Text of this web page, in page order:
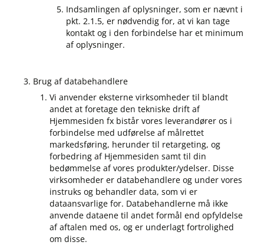
Indsamlingen af oplysninger, som er nævnt i
pkt. 2.1.5, er nødvendig for, at vi kan tage
kontakt og i den forbindelse har et minimum
af oplysninger.
Brug af databehandlere
Vi anvender eksterne virksomheder til blandt
andet at foretage den tekniske drift af
Hjemmesiden fx bistår vores leverandører os i
forbindelse med udførelse af målrettet
markedsføring, herunder til retargeting, og
forbedring af Hjemmesiden samt til din
bedømmelse af vores produkter/ydelser. Disse
virksomheder er databehandlere og under vores
instruks og behandler data, som vi er
dataansvarlige for. Databehandlerne må ikke
anvende dataene til andet formål end opfyldelse
af aftalen med os, og er underlagt fortrolighed
om disse.